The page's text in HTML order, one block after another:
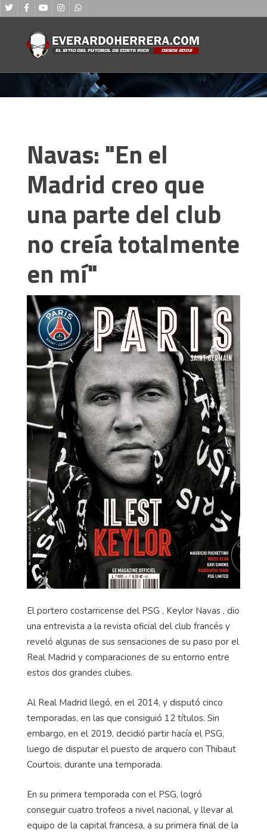
Navas: "En el
Madrid creo que
una parte del club
no creía totalmente
en mí"
El portero costarricense del PSG , Keylor Navas , dio
una entrevista a la revista oficial del club francés y
reveló algunas de sus sensaciones de su paso por el
Real Madrid y comparaciones de su entorno entre
estos dos grandes clubes.
Al Real Madrid llegó, en el 2014, y disputó cinco
temporadas, en las que consiguió 12 títulos. Sin
embargo, en el 2019, decidió partir hacía el PSG,
luego de disputar el puesto de arquero con Thibaut
Courtois, durante una temporada.
En su primera temporada con el PSG, logró
conseguir cuatro trofeos a nivel nacional, y llevar al
equipo de la capital francesa, a su primera final de la